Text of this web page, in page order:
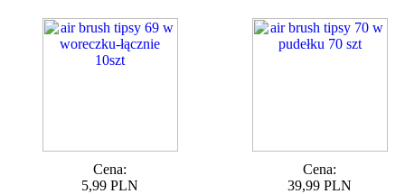
Cena:
5,99 PLN
Cena:
39,99 PLN